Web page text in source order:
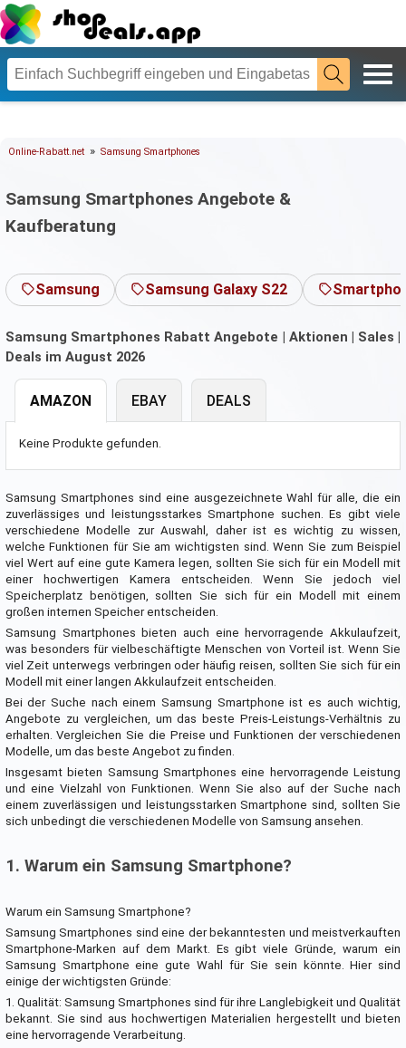
Online-Rabatt.net » Samsung Smartphones
Samsung Smartphones Angebote &
Kaufberatung
Samsung Samsung Galaxy S22
Samsung Smartphones Rabatt Angebote | Aktionen | Sales |
Deals im August 2026
AMAZON
Keine Produkte gefunden.
EBAY DEALS
Samsung Smartphones sind eine ausgezeichnete Wahl für alle, die ein
zuverlässiges und leistungsstarkes Smartphone suchen. Es gibt viele
verschiedene Modelle zur Auswahl, daher ist es wichtig zu wissen,
welche Funktionen für Sie am wichtigsten sind. Wenn Sie zum Beispiel
viel Wert auf eine gute Kamera legen, sollten Sie sich für ein Modell mit
einer hochwertigen Kamera entscheiden. Wenn Sie jedoch viel
Speicherplatz benötigen, sollten Sie sich für ein Modell mit einem
großen internen Speicher entscheiden.
Samsung Smartphones bieten auch eine hervorragende Akkulaufzeit,
was besonders für vielbeschäftigte Menschen von Vorteil ist. Wenn Sie
viel Zeit unterwegs verbringen oder häufig reisen, sollten Sie sich für ein
Modell mit einer langen Akkulaufzeit entscheiden.
Bei der Suche nach einem Samsung Smartphone ist es auch wichtig,
Angebote zu vergleichen, um das beste Preis-Leistungs-Verhältnis zu
erhalten. Vergleichen Sie die Preise und Funktionen der verschiedenen
Modelle, um das beste Angebot zu finden.
Insgesamt bieten Samsung Smartphones eine hervorragende Leistung
und eine Vielzahl von Funktionen. Wenn Sie also auf der Suche nach
einem zuverlässigen und leistungsstarken Smartphone sind, sollten Sie
sich unbedingt die verschiedenen Modelle von Samsung ansehen.
1. Warum ein Samsung Smartphone?
Warum ein Samsung Smartphone?
Samsung Smartphones sind eine der bekanntesten und meistverkauften
Smartphone-Marken auf dem Markt. Es gibt viele Gründe, warum ein
Samsung Smartphone eine gute Wahl für Sie sein könnte. Hier sind
einige der wichtigsten Gründe:
1. Qualität: Samsung Smartphones sind für ihre Langlebigkeit und Qualität
bekannt. Sie sind aus hochwertigen Materialien hergestellt und bieten
eine hervorragende Verarbeitung.